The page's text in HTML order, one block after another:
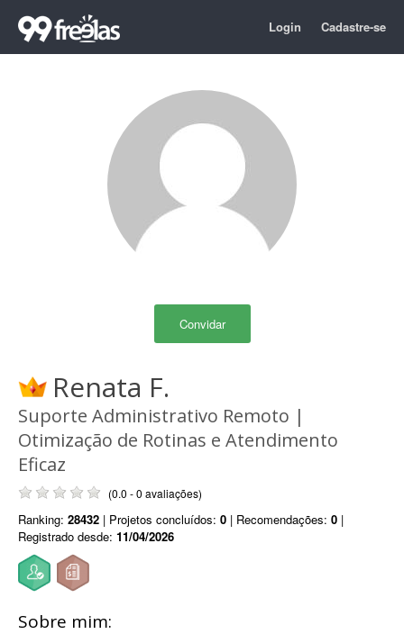
Login Cadastre-se
Convidar
Renata F.
Suporte Administrativo Remoto |
Otimização de Rotinas e Atendimento
Eficaz
(0.0 - 0 avaliações)
Ranking: 28432 | Projetos concluídos: 0 | Recomendações: 0 |
Registrado desde: 11/04/2026
Sobre mim: